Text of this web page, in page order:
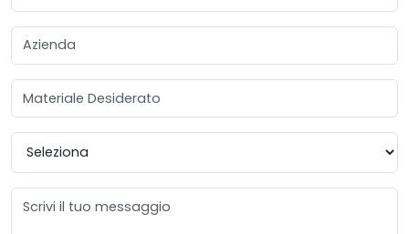
Azienda
Materiale Desiderato
Provincia
Messaggio